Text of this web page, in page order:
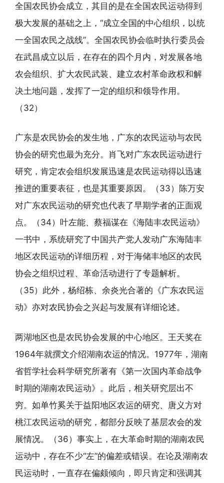
全国农民协会成立，其目的是在全国农民运动得到
极大发展的基础之上，“成立全国的中心组织，以统
一全国农民之战线”。全国农民协会临时执行委员会
在武昌成立以后，在存在的四个月内，对发展各地
农会组织、扩大农民武装、建立农村革命政权和解
决土地问题，发挥了一定的组织和领导作用。
（32）
广东是农民协会的发生地，广东的农民运动与农民
协会的研究也最为充分。肖飞对广东农民运动进行
研究，肯定农会组织发展迅速是农民运动得以迅速
推进的重要表征，也是其重要原因。（33）陈万安
对广东农民运动的研究也代表了早期学者的正面观
点。（34）叶左能、蔡福谋在《海陆丰农民运动》
一书中，系统研究了中国共产党人发动广东海陆丰
地区农民运动的详细历程，对于海储丰地区的农民
协会之组织过程、革命活动进行了专题解析。
（35）此外，杨绍栋、余炎光合著的《广东农民运
动》亦对农民协会之兴起与发展有详细论述。
两湖地区也是农民协会发展的中心地区。王天奖在
1964年就撰文介绍湖南农运的情况。1977年，湖南
省哲学社会科学研究所著有《第一次国内革命战争
时期的湖南农民运动》。此后，相关研究层出不
穷。如单竹奚关于益阳地区农运的研究、唐义方对
桃江农民运动的研究，都部分反映了基层农会的发
展情况。（36）事实上，在大革命时期的湖南农民
运动中，存在不少“左”的偏差或错误。在论及湖南农
民运动时，一直存在偏颇倾向，即只肯定和强调其